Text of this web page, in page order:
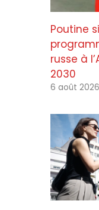
Poutine
russe à
2030
6 août 2026